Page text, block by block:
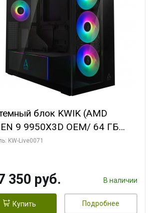
блок KWIK (AMD
9 9950X3D OEM/ 64 ГБ
Palit RTX5080 GAMINGPRO
KW-Live0071
350 руб. В наличии
Купить Подробнее